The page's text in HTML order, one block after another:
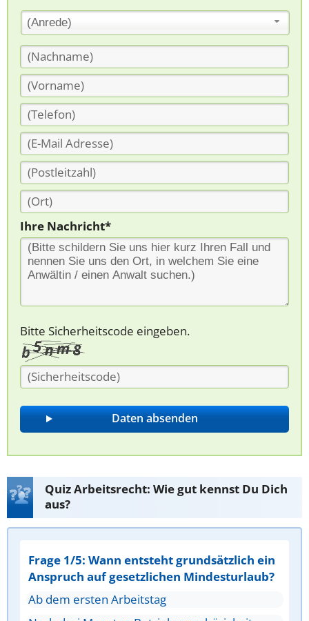
(Anrede)
Ihre Nachricht*
Bitte Sicherheitscode eingeben.
Quiz Arbeitsrecht: Wie gut kennst Du Dich
aus?
Frage 1/5: Wann entsteht grundsätzlich ein
Anspruch auf gesetzlichen Mindesturlaub?
Ab dem ersten Arbeitstag